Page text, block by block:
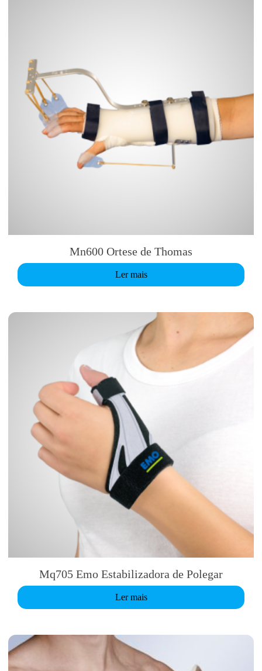
Mn600 Ortese de Thomas
Ler mais
Mq705 Emo Estabilizadora de Polegar
Ler mais